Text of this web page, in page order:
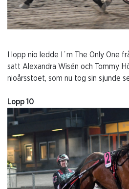
I lopp nio ledde I´m The Only One
satt Alexandra Wisén och Tommy
nioårsstoet, som nu tog sin sjunde
Lopp 10